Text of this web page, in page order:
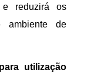
e reduzirá os
ambiente de
utilização